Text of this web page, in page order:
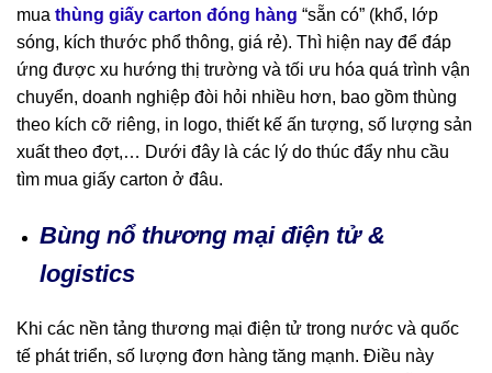
mua thùng giấy carton đóng hàng “sẵn có” (khổ, lớp
sóng, kích thước phổ thông, giá rẻ). Thì hiện nay để đáp
ứng được xu hướng thị trường và tối ưu hóa quá trình vận
chuyển, doanh nghiệp đòi hỏi nhiều hơn, bao gồm thùng
theo kích cỡ riêng, in logo, thiết kế ấn tượng, số lượng sản
xuất theo đợt,… Dưới đây là các lý do thúc đẩy nhu cầu
tìm mua giấy carton ở đâu.
Bùng nổ thương mại điện tử &
logistics
Khi các nền tảng thương mại điện tử trong nước và quốc
tế phát triển, số lượng đơn hàng tăng mạnh. Điều này